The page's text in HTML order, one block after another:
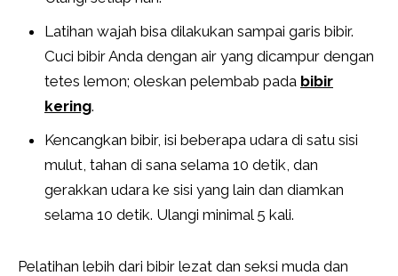
Latihan wajah bisa dilakukan sampai garis bibir.
Cuci bibir Anda dengan air yang dicampur dengan
tetes lemon; oleskan pelembab pada bibir
kering.
Kencangkan bibir, isi beberapa udara di satu sisi
mulut, tahan di sana selama 10 detik, dan
gerakkan udara ke sisi yang lain dan diamkan
selama 10 detik. Ulangi minimal 5 kali.
Pelatihan lebih dari bibir lezat dan seksi muda dan